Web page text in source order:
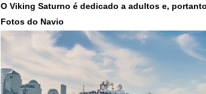
O Viking Saturno é dedicado a adultos e,
Fotos do Navio